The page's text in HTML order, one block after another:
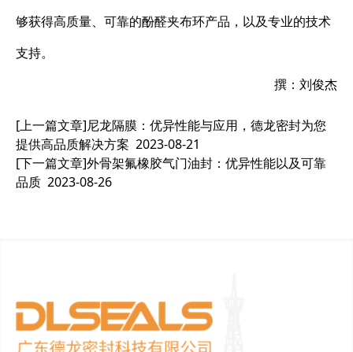
够获得高质量、可靠的酚醛夹布环产品，以及专业的技术
支持。
撰：刘俊杰
[上一篇文章]尼龙隔膜：优异性能与应用，德龙密封为您
提供高品质解决方案 2023-08-21
[下一篇文章]外骨架氟橡胶气门油封：优异性能以及可靠
品质 2023-08-26